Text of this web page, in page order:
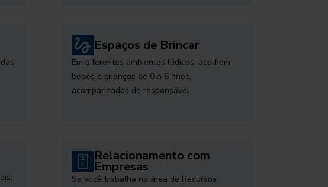
Espaços de Brincar
Em diferentes ambientes lúdicos, acolhem
bebês e crianças de 0 a 6 anos,
acompanhadas de responsável
Relacionamento com
Empresas
Se você trabalha na área de Recursos